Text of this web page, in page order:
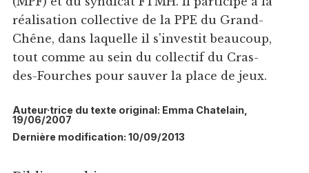
réalisation collective de la PPE du Grand-
Chêne, dans laquelle il s'investit beaucoup,
tout comme au sein du collectif du Cras-
des-Fourches pour sauver la place de jeux.
Auteur·trice du texte original: Emma Chatelain,
19/06/2007
Dernière modification: 10/09/2013